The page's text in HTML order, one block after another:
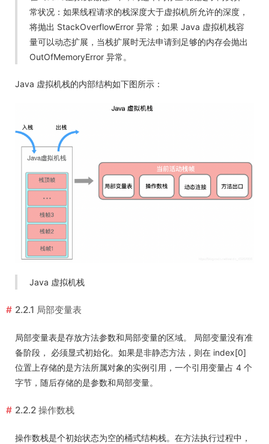
常状况：如果线程请求的栈深度大于虚拟机所允许的深度，
将抛出 StackOverflowError 异常；如果 Java 虚拟机栈容
量可以动态扩展，当栈扩展时无法申请到足够的内存会抛出
OutOfMemoryError 异常。
Java 虚拟机栈的内部结构如下图所示：
Java 虚拟机栈
2.2.1 局部变量表
局部变量表是存放方法参数和局部变量的区域。 局部变量没有准
备阶段， 必须显式初始化。如果是非静态方法，则在 index[0]
位置上存储的是方法所属对象的实例引用，一个引用变量占 4 个
字节，随后存储的是参数和局部变量。
2.2.2 操作数栈
操作数栈是个初始状态为空的桶式结构栈。在方法执行过程中，